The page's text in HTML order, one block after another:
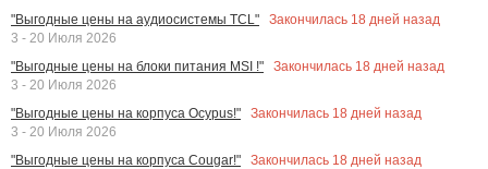
"Выгодные цены на аудиосистемы TCL"
Закончилась 18 дней назад
3 - 20 Июля 2026
"Выгодные цены на блоки питания MSI !"
Закончилась 18 дней назад
3 - 20 Июля 2026
"Выгодные цены на корпуса Ocypus!"
Закончилась 18 дней назад
3 - 20 Июля 2026
"Выгодные цены на корпуса Cougar!"
Закончилась 18 дней назад